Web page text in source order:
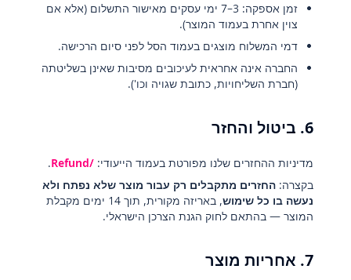
זמן אספקה: 3–7 ימי עסקים מאישור התשלום (אלא אם
צוין אחרת בעמוד המוצר).
דמי המשלוח מוצגים בעמוד הסל לפני סיום הרכישה.
החברה אינה אחראית לעיכובים מסיבות שאינן בשליטתה
(חברת השליחויות, כתובת שגויה וכו').
6. ביטול והחזר
מדיניות ההחזרים שלנו מפורטת בעמוד הייעודי: /Refund
.
בקצרה: החזרים מתקבלים רק עבור מוצר שלא נפתח ולא
נעשה בו כל שימוש
, באריזה מקורית, תוך 14 ימים מקבלת
המוצר — בהתאם לחוק הגנת הצרכן הישראלי.
7. אחריות מוצר